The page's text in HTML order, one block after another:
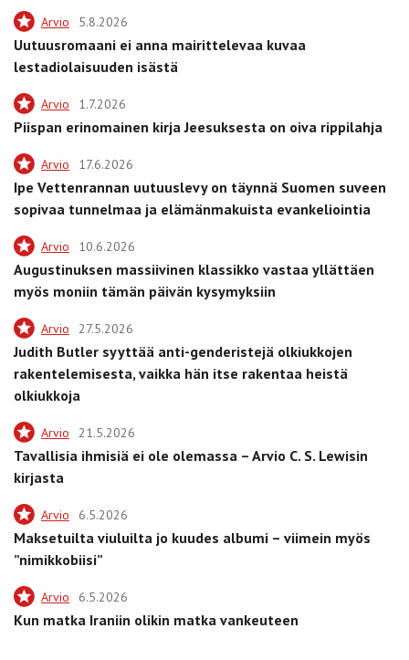
Arvio 5.8.2026
Uutuusromaani ei anna mairittelevaa kuvaa
lestadiolaisuuden isästä
Arvio 1.7.2026
Piispan erinomainen kirja Jeesuksesta on oiva rippilahja
Arvio 17.6.2026
Ipe Vettenrannan uutuuslevy on täynnä Suomen suveen
sopivaa tunnelmaa ja elämänmakuista evankeliointia
Arvio 10.6.2026
Augustinuksen massiivinen klassikko vastaa yllättäen
myös moniin tämän päivän kysymyksiin
Arvio 27.5.2026
Judith Butler syyttää anti-genderistejä olkiukkojen
rakentelemisesta, vaikka hän itse rakentaa heistä
olkiukkoja
Arvio 21.5.2026
Tavallisia ihmisiä ei ole olemassa – Arvio C. S. Lewisin
kirjasta
Arvio 6.5.2026
Maksetuilta viuluilta jo kuudes albumi – viimein myös
”nimikkobiisi”
Arvio 6.5.2026
Kun matka Iraniin olikin matka vankeuteen